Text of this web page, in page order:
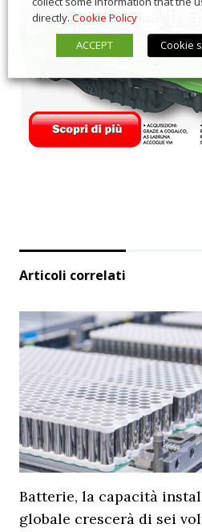
Articoli correlati
Batterie, la capacità
globale crescerà di sei
directly. Cookie Policy
ACCEPT
Cookie